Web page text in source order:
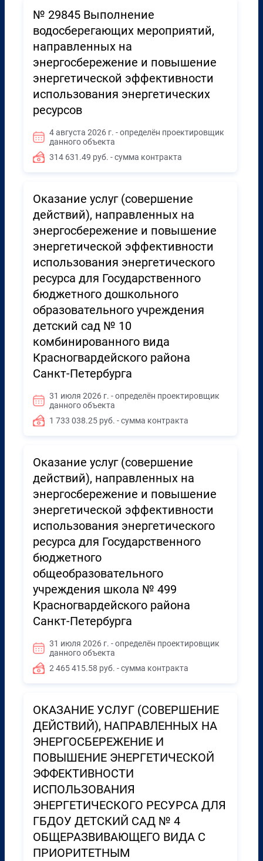
№ 29845 Выполнение
водосберегающих мероприятий,
направленных на
энергосбережение и повышение
энергетической эффективности
использования энергетических
ресурсов
4 августа 2026 г. - определён проектировщик
данного объекта
314 631.49 руб. - сумма контракта
Оказание услуг (совершение
действий), направленных на
энергосбережение и повышение
энергетической эффективности
использования энергетического
ресурса для Государственного
бюджетного дошкольного
образовательного учреждения
детский сад № 10
комбинированного вида
Красногвардейского района
Санкт-Петербурга
31 июля 2026 г. - определён проектировщик
данного объекта
1 733 038.25 руб. - сумма контракта
Оказание услуг (совершение
действий), направленных на
энергосбережение и повышение
энергетической эффективности
использования энергетического
ресурса для Государственного
бюджетного
общеобразовательного
учреждения школа № 499
Красногвардейского района
Санкт-Петербурга
31 июля 2026 г. - определён проектировщик
данного объекта
2 465 415.58 руб. - сумма контракта
ОКАЗАНИЕ УСЛУГ (СОВЕРШЕНИЕ
ДЕЙСТВИЙ), НАПРАВЛЕННЫХ НА
ЭНЕРГОСБЕРЕЖЕНИЕ И
ПОВЫШЕНИЕ ЭНЕРГЕТИЧЕСКОЙ
ЭФФЕКТИВНОСТИ
ИСПОЛЬЗОВАНИЯ
ЭНЕРГЕТИЧЕСКОГО РЕСУРСА ДЛЯ
ГБДОУ ДЕТСКИЙ САД № 4
ОБЩЕРАЗВИВАЮЩЕГО ВИДА С
ПРИОРИТЕТНЫМ